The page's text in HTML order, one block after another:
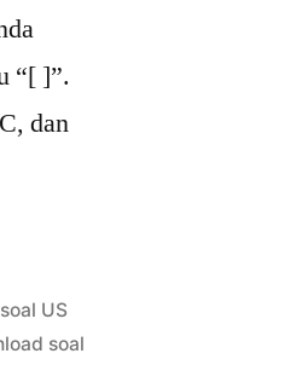
“[ ]”.
dan
US
soal